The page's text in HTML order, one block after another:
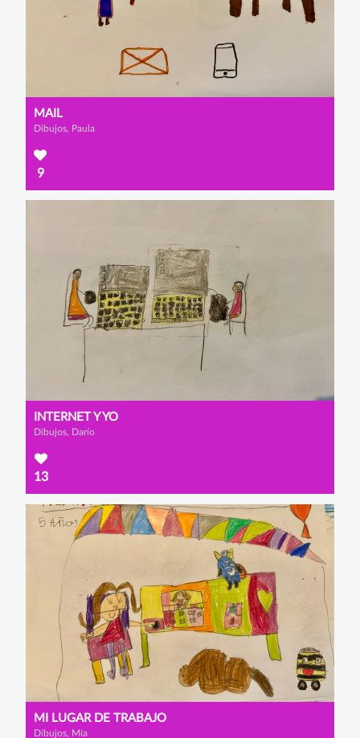
MAIL
Dibujos, Paula
9
INTERNET Y YO
Dibujos, Darío
13
MI LUGAR DE TRABAJO
Dibujos, Mía